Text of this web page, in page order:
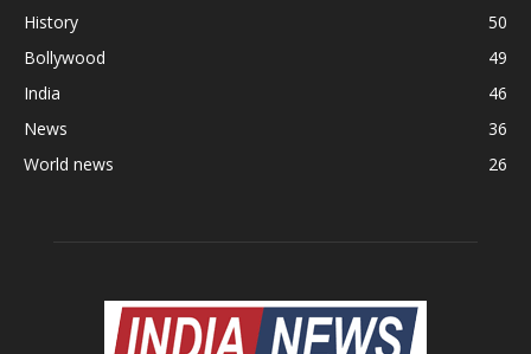
History
50
Bollywood
49
India
46
News
36
World news
26